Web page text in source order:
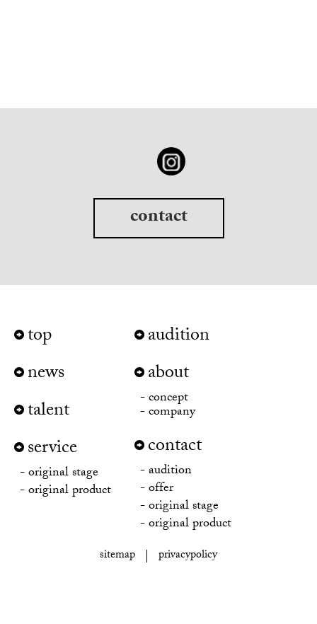
contact
top
news
talent
service
original stage
original product
audition
about
concept
company
contact
audition
offer
original stage
original product
sitemap privacypolicy